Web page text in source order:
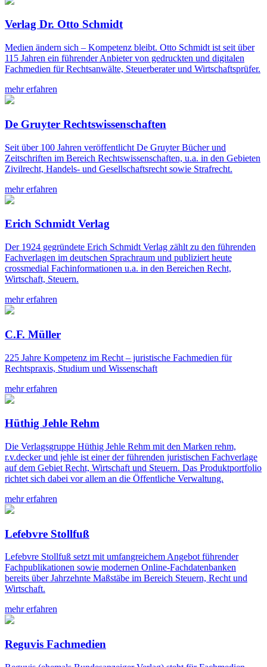
Verlag Dr. Otto Schmidt
Medien ändern sich – Kompetenz bleibt. Otto Schmidt ist seit über
115 Jahren ein führender Anbieter von gedruckten und digitalen
Fachmedien für Rechtsanwälte, Steuerberater und Wirtschaftsprüfer.
mehr erfahren
De Gruyter Rechtswissenschaften
Seit über 100 Jahren veröffentlicht De Gruyter Bücher und
Zeitschriften im Bereich Rechtswissenschaften, u.a. in den Gebieten
Zivilrecht, Handels- und Gesellschaftsrecht sowie Strafrecht.
mehr erfahren
Erich Schmidt Verlag
Der 1924 gegründete Erich Schmidt Verlag zählt zu den führenden
Fachverlagen im deutschen Sprachraum und publiziert heute
crossmedial Fachinformationen u.a. in den Bereichen Recht,
Wirtschaft, Steuern.
mehr erfahren
C.F. Müller
225 Jahre Kompetenz im Recht – juristische Fachmedien für
Rechtspraxis, Studium und Wissenschaft
mehr erfahren
Hüthig Jehle Rehm
Die Verlagsgruppe Hüthig Jehle Rehm mit den Marken rehm,
r.v.decker und jehle ist einer der führenden juristischen Fachverlage
auf dem Gebiet Recht, Wirtschaft und Steuern. Das Produktportfolio
richtet sich dabei vor allem an die Öffentliche Verwaltung.
mehr erfahren
Lefebvre Stollfuß
Lefebvre Stollfuß setzt mit umfangreichem Angebot führender
Fachpublikationen sowie modernen Online-Fachdatenbanken
bereits über Jahrzehnte Maßstäbe im Bereich Steuern, Recht und
Wirtschaft.
mehr erfahren
Reguvis Fachmedien